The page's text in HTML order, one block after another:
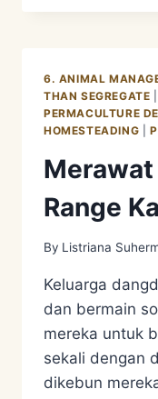
FREE
6. ANIMAL
THAN SEGREGATE
PERMACULTURE
HOMESTEADING
Merawat
Range
By Listriana
Keluarga
dan bermain
mereka untuk
sekali dengan
dikebun